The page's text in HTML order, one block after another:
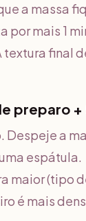
a massa
por mais 1
final
preparo
Despeje a
espátula.
maior (tipo
é mais